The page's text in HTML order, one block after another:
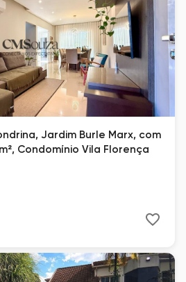
Jardim Burle Marx, com
Condomínio Vila Florença